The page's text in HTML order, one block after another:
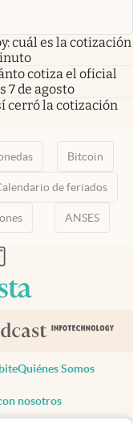
cuál es la cotización
cotiza el oficial
7 de agosto
cerró la cotización
Bitcoin
de feriados
ANSES
pestaña
nueva pestaña
en nueva pestaña
abre en nueva pestaña
Quiénes Somos
nosotros